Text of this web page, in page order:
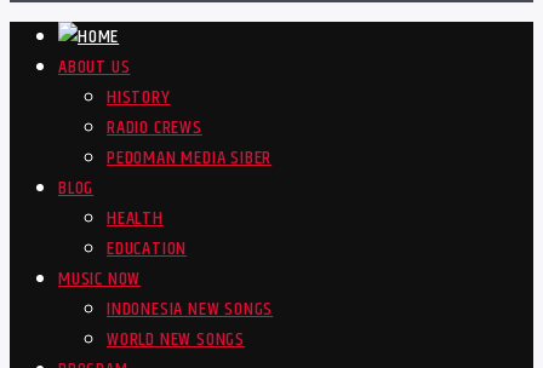
ABOUT US
HISTORY
RADIO CREWS
PEDOMAN MEDIA SIBER
BLOG
HEALTH
EDUCATION
MUSIC NOW
INDONESIA NEW SONGS
WORLD NEW SONGS